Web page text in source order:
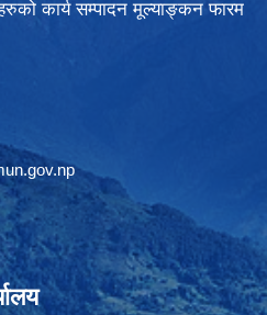
कार्य सम्पादन मूल्याङ्कन फारम